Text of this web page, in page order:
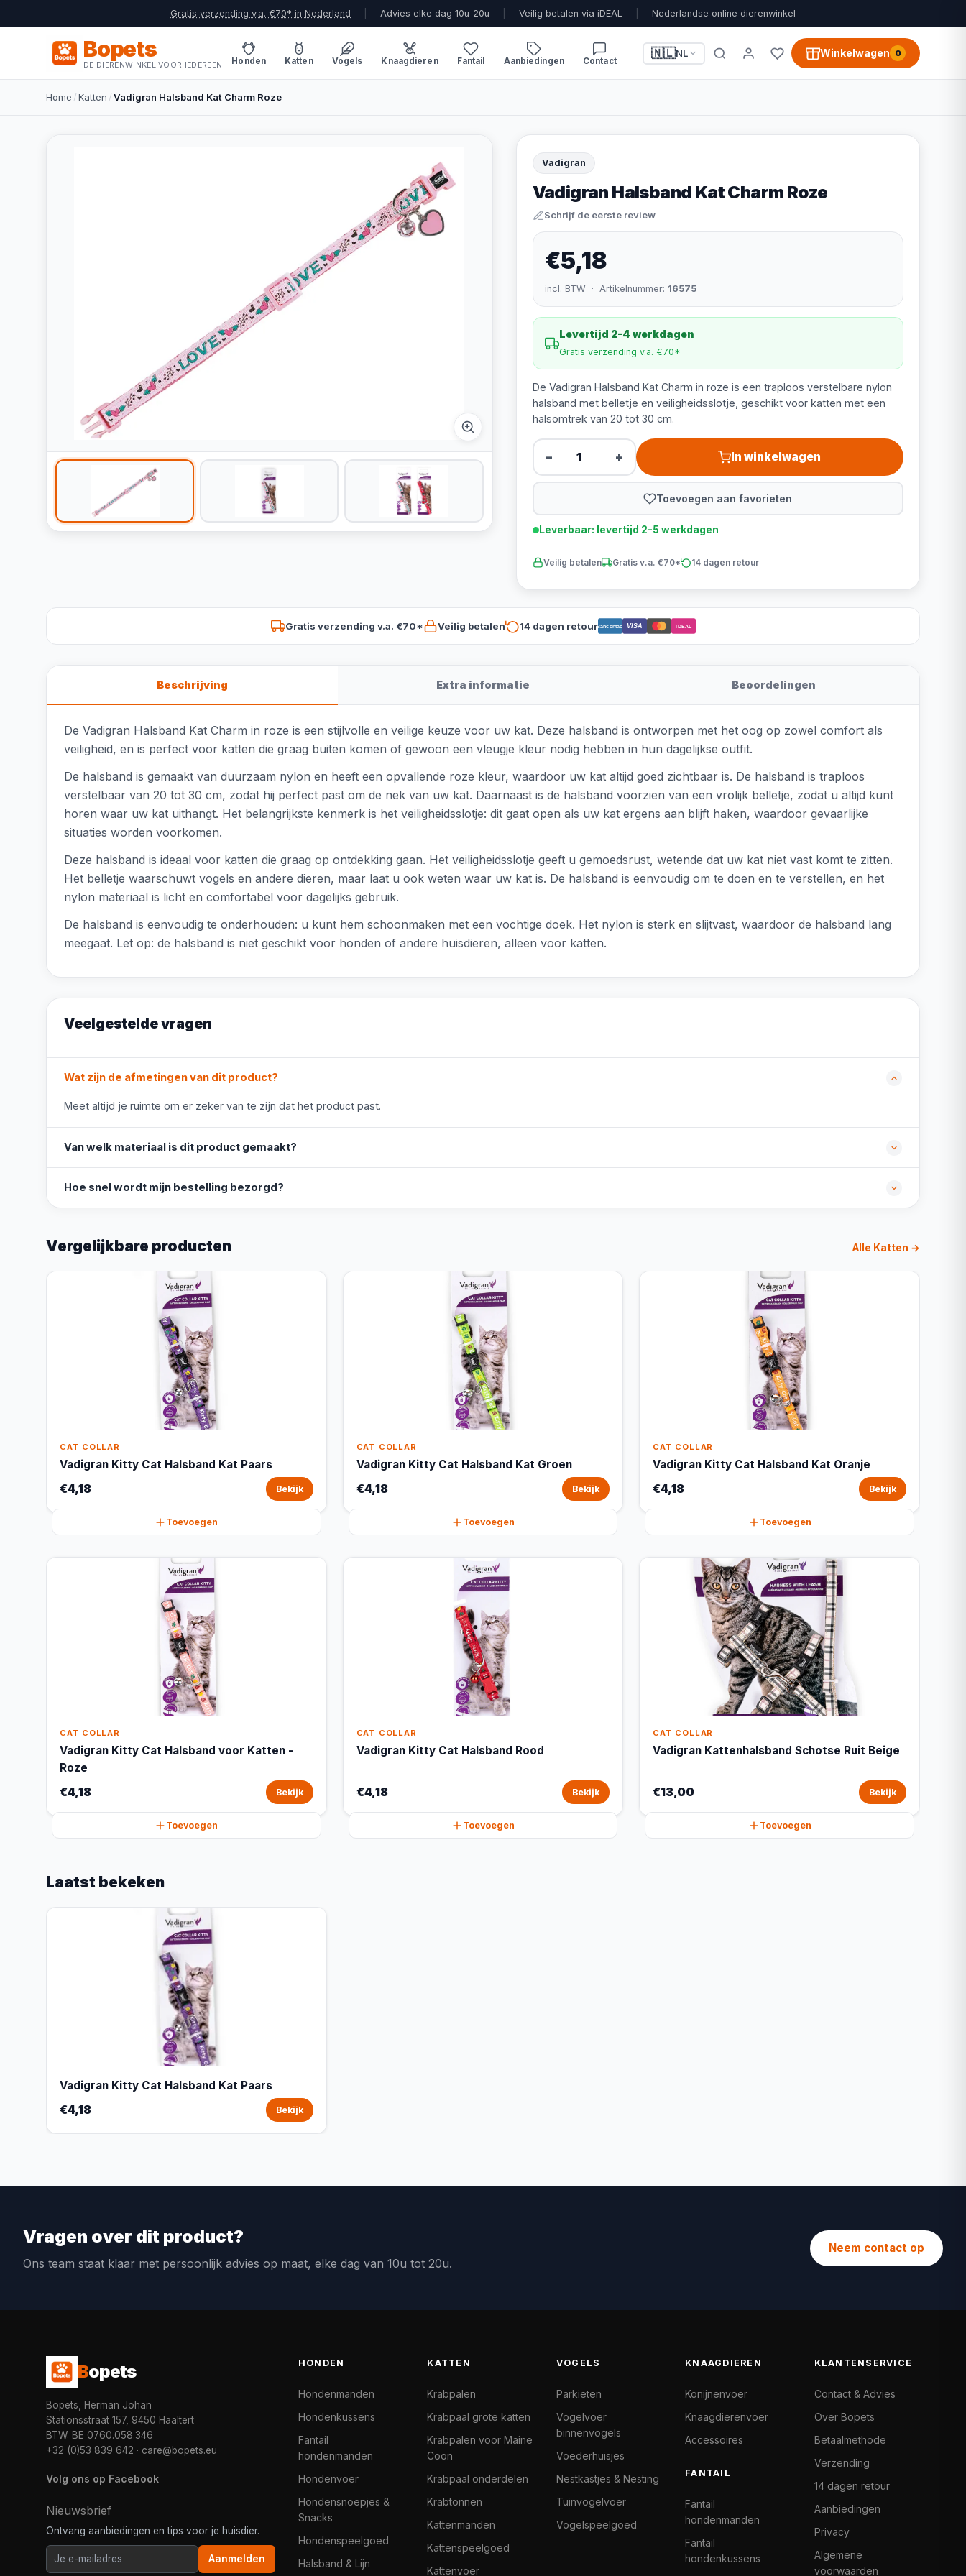
Gratis verzending v.a. €70* in Nederland Advies elke dag 10u-20u Veilig betalen via iDEAL Nederlandse online dierenwinkel
Bopets
DE DIERENWINKEL VOOR IEDEREEN Honden Katten Vogels Knaagdieren Fantail Aanbiedingen Contact
🇳🇱NL Winkelwagen 0
Home /Katten /Vadigran Halsband Kat Charm Roze
Vadigran
Vadigran Halsband Kat Charm Roze
Schrijf de eerste review
€5,18
incl. BTW · Artikelnummer: 16575
Levertijd 2-4 werkdagen
Gratis verzending v.a. €70*
De Vadigran Halsband Kat Charm in roze is een traploos verstelbare nylon
halsband met belletje en veiligheidsslotje, geschikt voor katten met een
halsomtrek van 20 tot 30 cm.
− + In winkelwagen
Toevoegen aan favorieten
Leverbaar: levertijd 2-5 werkdagen
Veilig betalen Gratis v.a. €70* 14 dagen retour
Gratis verzending v.a. €70* Veilig betalen 14 dagen retourBancontact VISA iDEAL
Beschrijving Extra informatie Beoordelingen
De Vadigran Halsband Kat Charm in roze is een stijlvolle en veilige keuze voor uw kat. Deze halsband is ontworpen met het oog op zowel comfort als
veiligheid, en is perfect voor katten die graag buiten komen of gewoon een vleugje kleur nodig hebben in hun dagelijkse outfit.
De halsband is gemaakt van duurzaam nylon en heeft een opvallende roze kleur, waardoor uw kat altijd goed zichtbaar is. De halsband is traploos
verstelbaar van 20 tot 30 cm, zodat hij perfect past om de nek van uw kat. Daarnaast is de halsband voorzien van een vrolijk belletje, zodat u altijd kunt
horen waar uw kat uithangt. Het belangrijkste kenmerk is het veiligheidsslotje: dit gaat open als uw kat ergens aan blijft haken, waardoor gevaarlijke
situaties worden voorkomen.
Deze halsband is ideaal voor katten die graag op ontdekking gaan. Het veiligheidsslotje geeft u gemoedsrust, wetende dat uw kat niet vast komt te zitten.
Het belletje waarschuwt vogels en andere dieren, maar laat u ook weten waar uw kat is. De halsband is eenvoudig om te doen en te verstellen, en het
nylon materiaal is licht en comfortabel voor dagelijks gebruik.
De halsband is eenvoudig te onderhouden: u kunt hem schoonmaken met een vochtige doek. Het nylon is sterk en slijtvast, waardoor de halsband lang
meegaat. Let op: de halsband is niet geschikt voor honden of andere huisdieren, alleen voor katten.
Veelgestelde vragen
Wat zijn de afmetingen van dit product?
Meet altijd je ruimte om er zeker van te zijn dat het product past.
Van welk materiaal is dit product gemaakt?
Hoe snel wordt mijn bestelling bezorgd?
Vergelijkbare producten Alle Katten →
CAT COLLAR
Vadigran Kitty Cat Halsband Kat Paars
€4,18 Bekijk
Toevoegen
CAT COLLAR
Vadigran Kitty Cat Halsband Kat Groen
€4,18 Bekijk
Toevoegen
CAT COLLAR
Vadigran Kitty Cat Halsband Kat Oranje
€4,18 Bekijk
Toevoegen
CAT COLLAR
Vadigran Kitty Cat Halsband voor Katten -
Roze
€4,18 Bekijk
Toevoegen
CAT COLLAR
Vadigran Kitty Cat Halsband Rood
€4,18 Bekijk
Toevoegen
CAT COLLAR
Vadigran Kattenhalsband Schotse Ruit Beige
€13,00 Bekijk
Toevoegen
Laatst bekeken
Vadigran Kitty Cat Halsband Kat Paars
€4,18 Bekijk
Vragen over dit product?
Ons team staat klaar met persoonlijk advies op maat, elke dag van 10u tot 20u.
Neem contact op
Bopets
Bopets, Herman Johan
Stationsstraat 157, 9450 Haaltert
BTW: BE 0760.058.346
+32 (0)53 839 642 · care@bopets.eu
Volg ons op Facebook
Nieuwsbrief
Ontvang aanbiedingen en tips voor je huisdier.
Aanmelden
HONDEN
Hondenmanden
Hondenkussens
Fantail
hondenmanden
Hondenvoer
Hondensnoepjes &
Snacks
Hondenspeelgoed
Halsband & Lijn
KATTEN
Krabpalen
Krabpaal grote katten
Krabpalen voor Maine
Coon
Krabpaal onderdelen
Krabtonnen
Kattenmanden
Kattenspeelgoed
Kattenvoer
VOGELS
Parkieten
Vogelvoer
binnenvogels
Voederhuisjes
Nestkastjes & Nesting
Tuinvogelvoer
Vogelspeelgoed
KNAAGDIEREN
Konijnenvoer
Knaagdierenvoer
Accessoires
FANTAIL
Fantail
hondenmanden
Fantail
hondenkussens
KLANTENSERVICE
Contact & Advies
Over Bopets
Betaalmethode
Verzending
14 dagen retour
Aanbiedingen
Privacy
Algemene
voorwaarden